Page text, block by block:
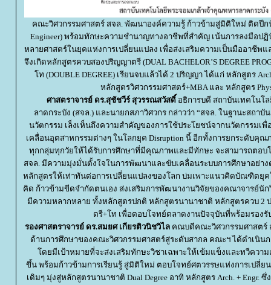
คณะวิศวกรรมศาสตร์ สจล. พัฒนาองค์ความรู้ ก้าวข้ามสู่มิติใหม่ ติดปีก
Engineer) พร้อมทักษะความชำนาญทางอาชีพที่สำคัญ เน้นการลงมือปฏิ
หลายศาสตร์ในยุคแห่งการเปลี่ยนแปลง เพื่อส่งเสริมความเป็นมืออาชีพแ
จึงเกิดหลักสูตรควบสองปริญญาตรี (DUAL BACHELOR’S DEGREE
ท (DOUBLE DEGREE) เรียนจบแล้วได้ 2 ปริญญา ได้แก่ หลักสูตร
หลักสูตรวิศวกรรมศาสตร์+MBA และ หลักสูตร
ศาสตราจารย์ ดร.สุชัชวีร์ สุวรรณสวัสดิ์ อธิการบดี สถาบันเทคโนโ
ลาดกระบัง (สจล.) และนายกสภาวิศวกร กล่าวว่า “สจล. ในฐานะสถา
นวัตกรรม เล็งเห็นถึงความสำคัญของการใช้ประโยชน์จากนวัตกรรมเพื่
เคลื่อนอุตสาหกรรมต่างๆ ในโลกยุค Disruption นี้ อีกทั้งการยกระดับคุ
ทุกกลุ่มทุกวัยให้ได้รับการศึกษาที่มีคุณภาพและมีทักษะ จะสามารถตอบ
สจล. มีความมุ่งมั่นตั้งใจในการพัฒนาและขับเคลื่อนระบบการศึกษาอย่าง
หลักสูตรให้เท่าทันต่อการเปลี่ยนแปลงของโลก บ่มเพาะแนวคิดบัณฑิตยุ
คิด ก้าวข้ามขีดจำกัดตนเอง ส่งเสริมการพัฒนางานวิจัยของคณาจารย์นั
มีความหลากหลาย ทั้งหลักสูตรปกติ หลักสูตรนานาชาติ หลักสูตรควบ 2
ตรี+โท เพื่อตอบโจทย์ตลาดงานปัจจุบันที่พร้อมรอง
รองศาสตราจารย์ ดร.สมยศ เกียรติวนิชวิไลคณบดีคณะวิศวกรรมศาสตร์
ด้านการศึกษาของคณะวิศวกรรมศาสตร์สู่ระดับสากล คณะฯ ได้ดำเนิน
ดยมีเป้าหมายที่จะส่งเสริมทักษะวิชาเฉพาะให้เข้มแข็งและทวีควา
ขึ้น พร้อมก้าวข้ามการเรียนรู้ สู่มิติใหม่ ตอบโจทย์ศตวรรษแห่งการเปลี่
เดิมๆ มุ่งสู่หลักสูตรนานาชาติ Dual Degree อาทิ หลักสูตร Arch. + Engr.